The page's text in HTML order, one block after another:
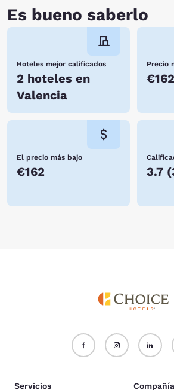
Es bueno saberlo
Hoteles mejor calificados
2 hoteles en
Valencia
Precio
€162
El precio más bajo
€162 3.7 (
Servicios Compañía